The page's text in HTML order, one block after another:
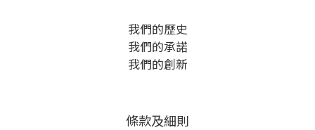
我們的歷史
我們的承諾
我們的創新
條款及細則